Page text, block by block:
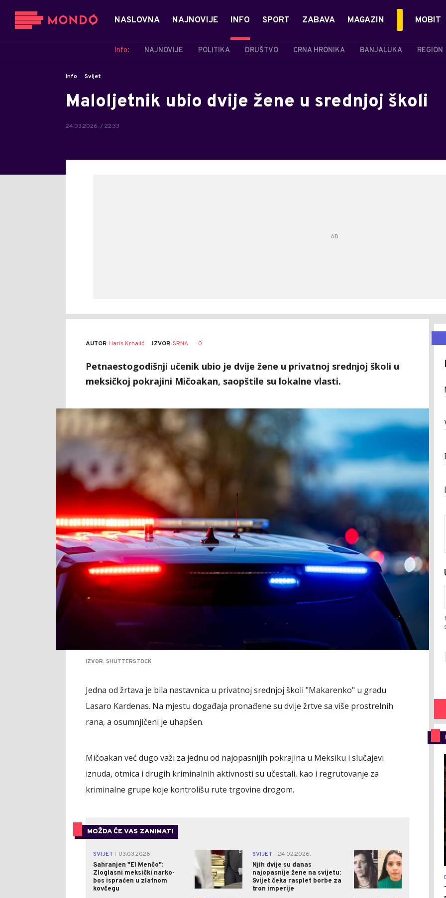
NASLOVNA NAJNOVIJE INFO
Info: NAJNOVIJE POLITIKA DRUŠTVO CRNA HRONIKA BANJALUKA REGION
SPORT ZABAVA MAGAZIN MOBIT
Info Svijet
Maloljetnik ubio dvije žene u srednjoj školi
24.03.2026. / 22:33
AUTOR Haris Krhalić IZVOR SRNA 0
Petnaestogodišnji učenik ubio je dvije žene u privatnoj srednjoj školi u
meksičkoj pokrajini Mičoakan, saopštile su lokalne vlasti.
IZVOR: SHUTTERSTOCK
Jedna od žrtava je bila nastavnica u privatnoj srednjoj školi "Makarenko" u gradu
Lasaro Kardenas. Na mjestu događaja pronađene su dvije žrtve sa više prostrelnih
rana, a osumnjičeni je uhapšen.
Mičoakan već dugo važi za jednu od najopasnijih pokrajina u Meksiku i slučajevi
iznuda, otmica i drugih kriminalnih aktivnosti su učestali, kao i regrutovanje za
kriminalne grupe koje kontrolišu rute trgovine drogom.
MOŽDA ĆE VAS ZANIMATI
SVIJET
03.03.2026.
Sahranjen "El Menčo":
Zloglasni meksički narko-
bos ispraćen u zlatnom
kovčegu
0 SVIJET
24.02.2026.
Njih dvije su danas
najopasnije žene na svijetu:
Svijet čeka rasplet borbe za
tron imperije
0